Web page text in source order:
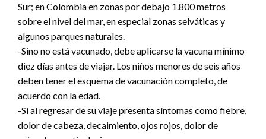
Sur; en Colombia en zonas por debajo 1.800 metros
sobre el nivel del mar, en especial zonas selváticas y
algunos parques naturales.
-Sino no está vacunado, debe aplicarse la vacuna mínimo
diez días antes de viajar. Los niños menores de seis años
deben tener el esquema de vacunación completo, de
acuerdo con la edad.
-Si al regresar de su viaje presenta síntomas como fiebre,
dolor de cabeza, decaimiento, ojos rojos, dolor de